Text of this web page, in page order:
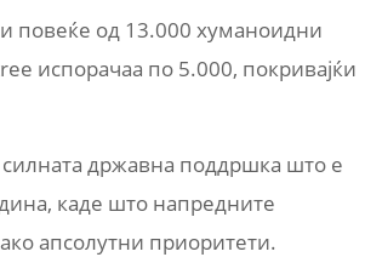
повеќе од 13.000 хуманоидни
испорачаа по 5.000, покривајќи
државна поддршка што е
каде што напредните
апсолутни приоритети.